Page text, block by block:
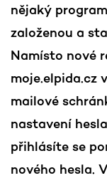
nějaký
založenou a
Namísto nové
moje.elpida.cz
mailové
nastavení
přihlásíte se
nového hesla.